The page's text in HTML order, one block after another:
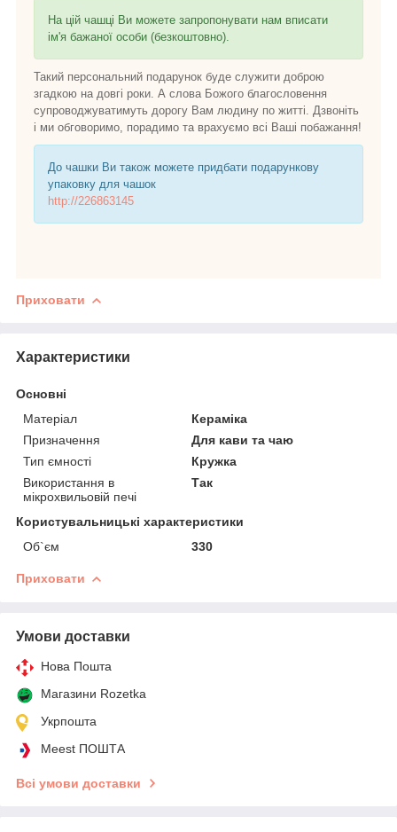
На цій чашці Ви можете запропонувати нам вписати
ім'я бажаної особи (безкоштовно).
Такий персональний подарунок буде служити доброю
згадкою на довгі роки. А слова Божого благословення
супроводжуватимуть дорогу Вам людину по житті. Дзвоніть
і ми обговоримо, порадимо та врахуємо всі Ваші побажання!
До чашки Ви також можете придбати подарункову
упаковку для чашок
http://226863145
Приховати
Характеристики
Основні
Матеріал
Кераміка
Призначення
Для кави та чаю
Тип ємності
Кружка
Використання в
мікрохвильовій печі
Так
Користувальницькі характеристики
Об`єм
330
Приховати
Умови доставки
Нова Пошта
Магазини Rozetka
Укрпошта
Meest ПОШТА
Всі умови доставки